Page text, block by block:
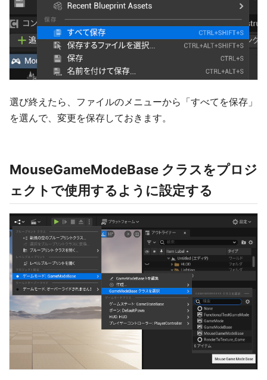
選び終えたら、ファイルのメニューから「すべてを保存」
を選んで、変更を保存しておきます。
MouseGameModeBase クラスをプロジ
ェクトで使用するように設定する